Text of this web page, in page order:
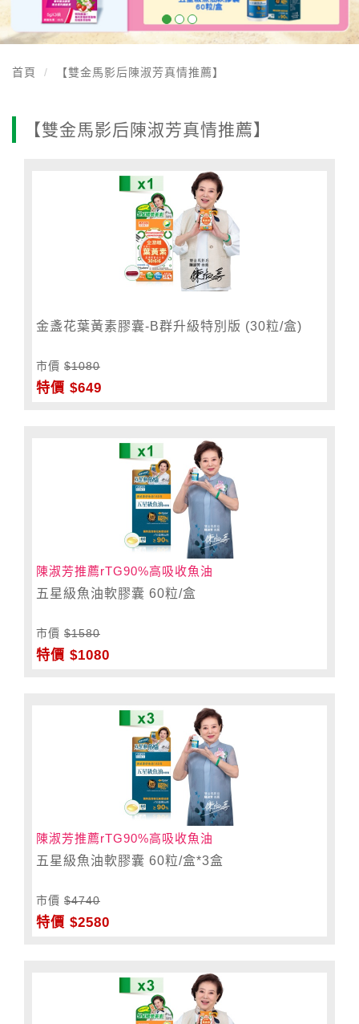
首頁 【雙金馬影后陳淑芳真情推薦】
【雙金馬影后陳淑芳真情推薦】
金盞花葉黃素膠囊-B群升級特別版 (30粒/盒)
市價 $1080
特價 $649
陳淑芳推薦rTG90%高吸收魚油
五星級魚油軟膠囊 60粒/盒
市價 $1580
特價 $1080
陳淑芳推薦rTG90%高吸收魚油
五星級魚油軟膠囊 60粒/盒*3盒
市價 $4740
特價 $2580